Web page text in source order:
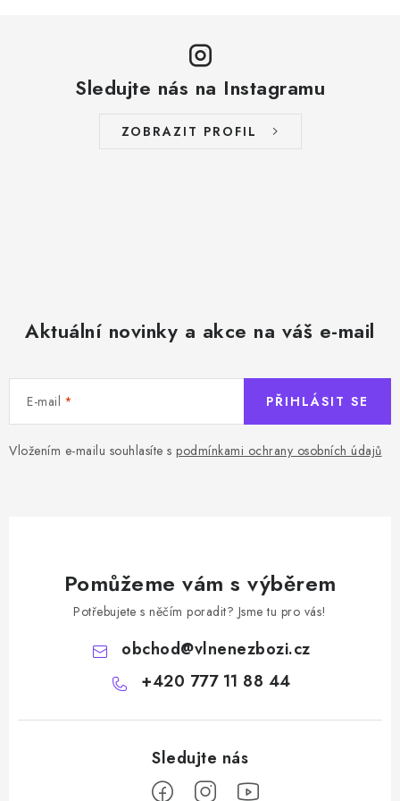
Sledujte nás na Instagramu
ZOBRAZIT PROFIL
Aktuální novinky a akce na váš e-mail
E-mail
Vložením e-mailu souhlasíte s podmínkami ochrany osobních údajů
PŘIHLÁSIT SE
Pomůžeme vám s výběrem
Potřebujete s něčím poradit? Jsme tu pro vás!
obchod@vlnenezbozi.cz
+420 777 11 88 44